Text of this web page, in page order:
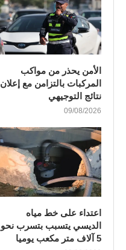
الأمن يحذر من مواكب
المركبات بالتزامن مع إعلان
نتائج التوجيهي
09/08/2026
اعتداء على خط مياه
الديسي يتسبب بتسرب نحو
5 آلاف متر مكعب يوميا